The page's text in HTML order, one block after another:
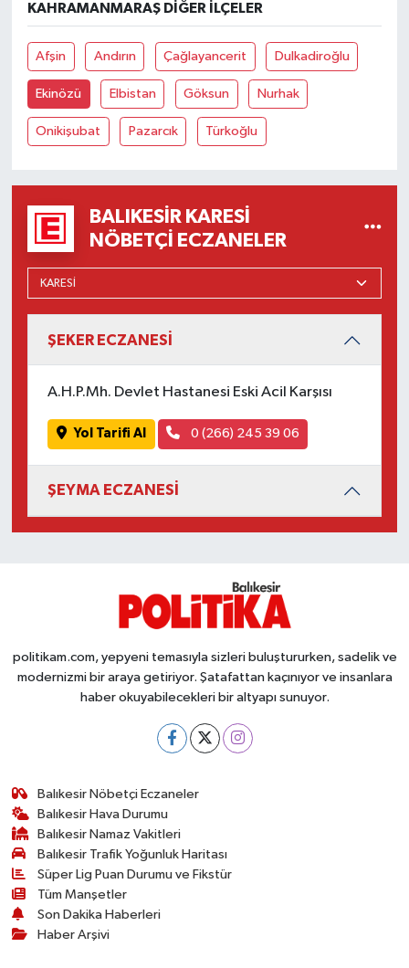
KAHRAMANMARAŞ DIĞER İLÇELER
Afşin Andırın Çağlayancerit Dulkadiroğlu
Ekinözü Elbistan Göksun Nurhak
Onikişubat Pazarcık Türkoğlu
BALIKESIR KARESI
NÖBETÇI ECZANELER
ŞEKER ECZANESİ
A.H.P.Mh. Devlet Hastanesi Eski Acil Karşısı
Yol Tarifi Al 0 (266) 245 39 06
ŞEYMA ECZANESİ
politikam.com, yepyeni temasıyla sizleri buluştururken, sadelik ve
modernizmi bir araya getiriyor. Şatafattan kaçınıyor ve insanlara
haber okuyabilecekleri bir altyapı sunuyor.
Balıkesir Nöbetçi Eczaneler
Balıkesir Hava Durumu
Balıkesir Namaz Vakitleri
Balıkesir Trafik Yoğunluk Haritası
Süper Lig Puan Durumu ve Fikstür
Tüm Manşetler
Son Dakika Haberleri
Haber Arşivi
MANŞET
Manyas
OLAY
Resmi İlanlar
SAĞLIK
Savaştepe
SEYAHAT
SİYASET
Sındırgı
SPOR
TARİHTE BUGÜN
TEKNOLOJİ
VİZYONDAKİLER
YAŞAM